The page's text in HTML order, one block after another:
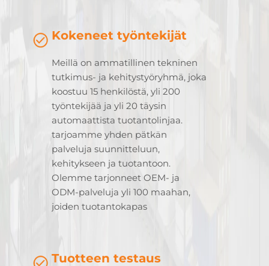
Kokeneet työntekijät
Meillä on ammatillinen tekninen
tutkimus- ja kehitystyöryhmä, joka
koostuu 15 henkilöstä, yli 200
työntekijää ja yli 20 täysin
automaattista tuotantolinjaa.
tarjoamme yhden pätkän
palveluja suunnitteluun,
kehitykseen ja tuotantoon.
Olemme tarjonneet OEM- ja
ODM-palveluja yli 100 maahan,
joiden tuotantokapas
Tuotteen testaus